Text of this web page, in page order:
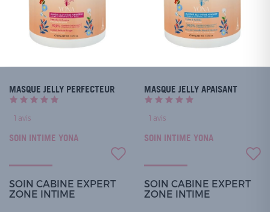
MASQUE JELLY PERFECTEUR
1 avis
SOIN INTIME YONA
SOIN CABINE EXPERT
ZONE INTIME
MASQUE JELLY APAISANT
1 avis
SOIN INTIME YONA
SOIN CABINE EXPERT
ZONE INTIME